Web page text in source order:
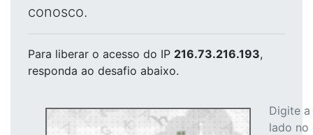
conosco.
Para liberar o acesso do IP 216.73.216.193,
responda ao desafio abaixo.
Digite
lado no